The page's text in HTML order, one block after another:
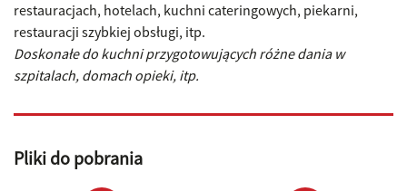
restauracjach, hotelach, kuchni cateringowych, piekarni,
restauracji szybkiej obsługi, itp.
Doskonałe do kuchni przygotowujących różne dania w
szpitalach, domach opieki, itp.
Pliki do pobrania